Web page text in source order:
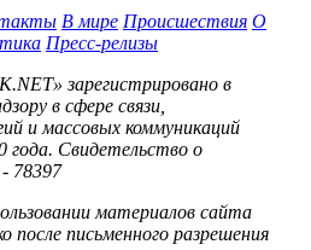
В мире Происшествия О
Пресс-релизы
зарегистрировано в
в сфере связи,
и массовых коммуникаций
года. Свидетельство о
78397
материалов сайта
после письменного разрешения